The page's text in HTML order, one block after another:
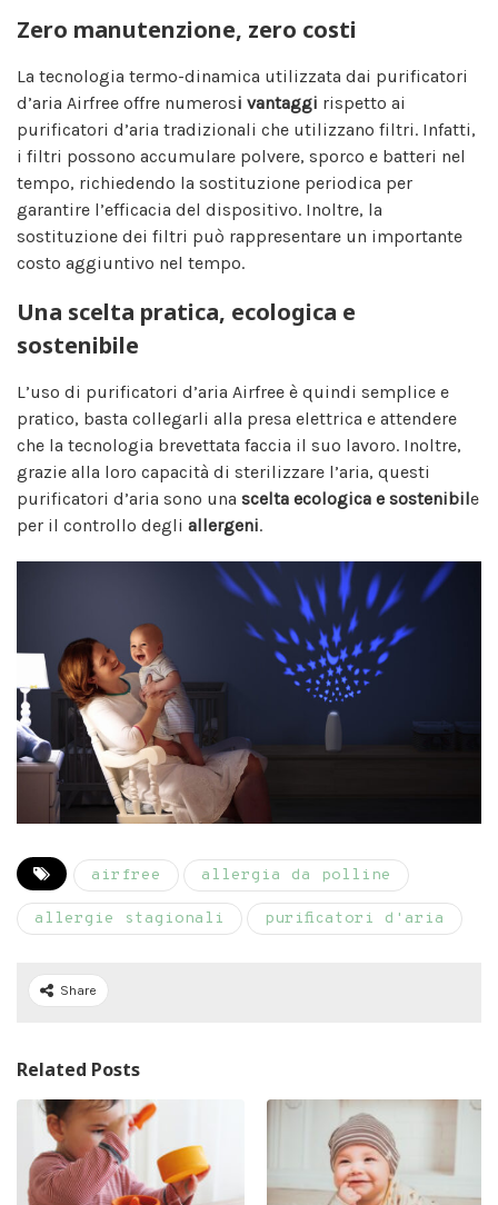
Zero manutenzione, zero costi
La tecnologia termo-dinamica utilizzata dai purificatori
d’aria Airfree offre numerosi vantaggi rispetto ai
purificatori d’aria tradizionali che utilizzano filtri. Infatti,
i filtri possono accumulare polvere, sporco e batteri nel
tempo, richiedendo la sostituzione periodica per
garantire l’efficacia del dispositivo. Inoltre, la
sostituzione dei filtri può rappresentare un importante
costo aggiuntivo nel tempo.
Una scelta pratica, ecologica e
sostenibile
L’uso di purificatori d’aria Airfree è quindi semplice e
pratico, basta collegarli alla presa elettrica e attendere
che la tecnologia brevettata faccia il suo lavoro. Inoltre,
grazie alla loro capacità di sterilizzare l’aria, questi
purificatori d’aria sono una scelta ecologica e sostenibile
per il controllo degli allergeni.
airfree allergia da polline
allergie stagionali purificatori d'aria
Share
Related Posts